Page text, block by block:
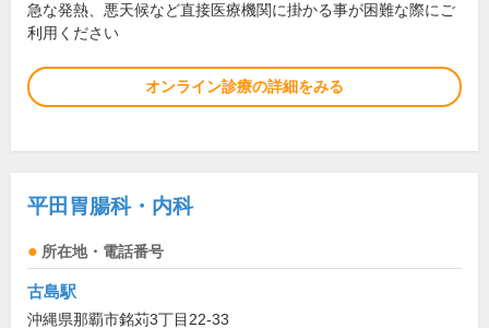
急な発熱、悪天候など直接医療機関に掛かる事が困難な際にご
利用ください
オンライン診療の詳細をみる
平田胃腸科・内科
所在地・電話番号
古島駅
沖縄県那覇市銘苅3丁目22-33